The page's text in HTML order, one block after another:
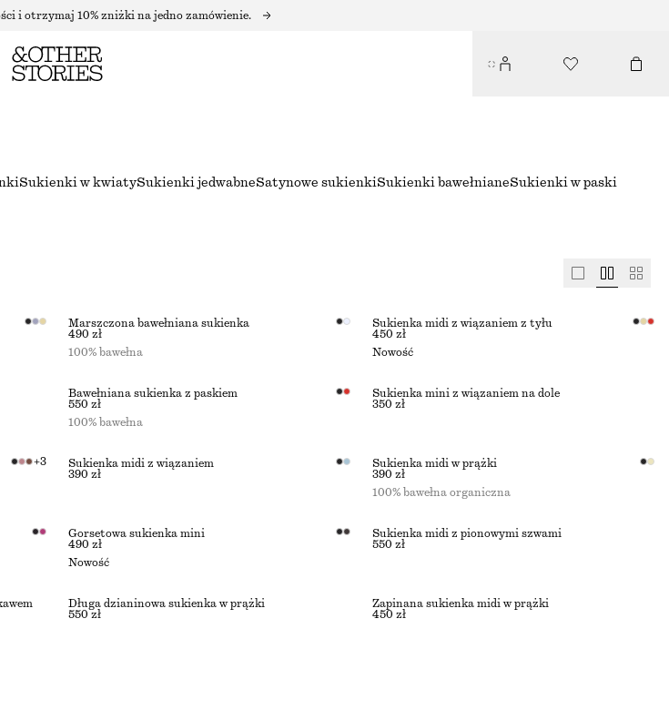
i otrzymaj 10% zniżki na jedno zamówienie.
Sukienki w kwiatySukienki jedwabneSatynowe sukienkiSukienki bawełnianeSukienki w paski
Marszczona bawełniana sukienka
490 zł
100% bawełna
Sukienka midi z wiązaniem z tyłu
450 zł
Nowość
Bawełniana sukienka z paskiem
550 zł
100% bawełna
Sukienka mini z wiązaniem na dole
350 zł
+3
Sukienka midi z wiązaniem
390 zł
Sukienka midi w prążki
390 zł
100% bawełna organiczna
Gorsetowa sukienka mini
490 zł
Nowość
Sukienka midi z pionowymi szwami
550 zł
Długa dzianinowa sukienka w prążki
550 zł
Zapinana sukienka midi w prążki
450 zł